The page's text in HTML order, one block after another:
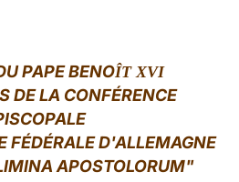
العربيّة
中文
PAPE BENOÎT XVI
DE LA CONFÉRENCE
FÉDÉRALE D'ALLEMAGNE
APOSTOLORUM"